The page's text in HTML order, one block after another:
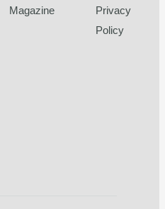
Magazine
Privacy
Policy